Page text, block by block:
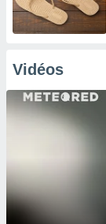
Vidéos